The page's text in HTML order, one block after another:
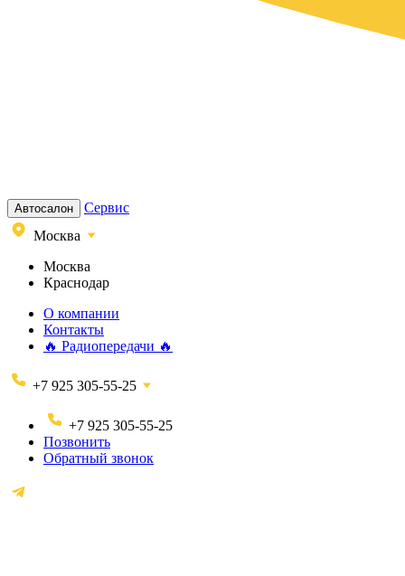
Автосалон
Сервис
Москва
Москва
Краснодар
О компании
Контакты
🔥 Радиопередачи 🔥
+7 925 305-55-25
+7 925 305-55-25
Позвонить
Обратный звонок